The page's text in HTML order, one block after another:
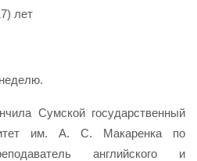
лет
Сумской государственный
им. А. С. Макаренка по
английского и